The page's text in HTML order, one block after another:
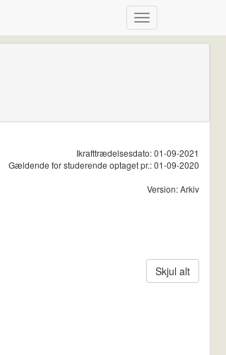
Ikrafttrædelsesdato: 01-09-2021
Gældende for studerende optaget pr.: 01-09-2020
Version: Arkiv
Skjul alt